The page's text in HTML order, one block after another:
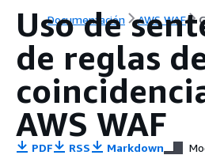
Documentación AWS WAF
Uso de
de reglas
AWS WAF
PDF RSS Markdown